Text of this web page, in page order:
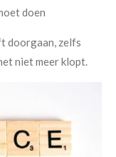
doen
doorgaan, zelfs
niet meer klopt.